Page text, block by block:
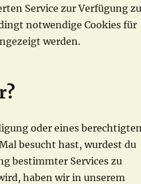
Service zur Verfügung
notwendige Cookies für
werden.
oder eines
besucht hast, wurdest du
bestimmter Services zu
haben wir in unserem